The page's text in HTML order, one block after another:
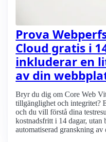
Prova
Cloud gratis i
inkluderar en
av din
Bryr du dig om Core Web
tillgänglighet och integritet?
och du vill förstå dina
kostnadsfritt i 14 dagar, utan
automatiserad granskning av